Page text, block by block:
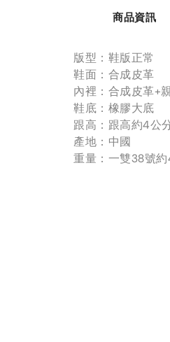
商品資訊
版型：鞋版正常
鞋面：合成皮革
內裡：合成皮革+
鞋底：橡膠大底
跟高：跟高約4公
產地：中國
重量：一雙38號